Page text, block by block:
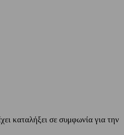
καταλήξει σε συμφωνία για την